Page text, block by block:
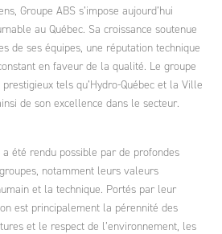
Groupe ABS s’impose aujourd’hui
au Québec. Sa croissance soutenue
de ses équipes, une réputation technique
en faveur de la qualité. Le groupe
tels qu’Hydro-Québec et la Ville
de son excellence dans le secteur.
été rendu possible par de profondes
notamment leurs valeurs
et la technique. Portés par leur
est principalement la pérennité des
et le respect de l’environnement, les